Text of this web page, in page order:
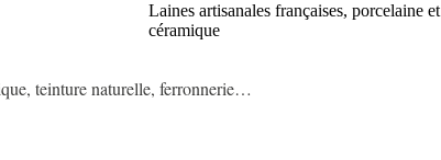
Laines artisanales françaises, porcelaine et
céramique
teinture naturelle, ferronnerie…